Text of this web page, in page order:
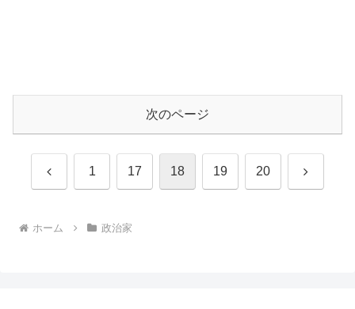
次のページ
前 1 17 18 19 20 次
ホーム 政治家